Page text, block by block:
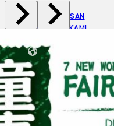
PENAPISAN
SEJARAH LISAN
MENGENAI KAMI
BM